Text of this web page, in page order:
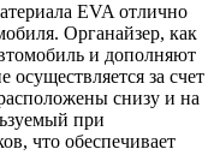
EVA отлично
Органайзер, как
и дополняют
за счет
снизу и на
при
что обеспечивает